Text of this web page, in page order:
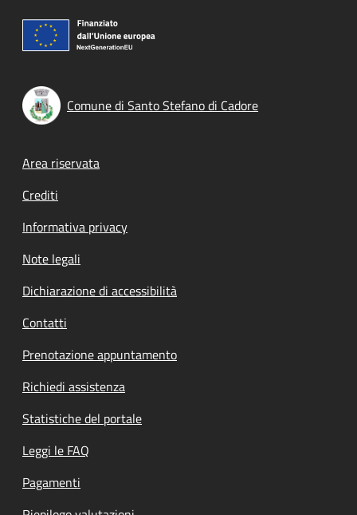
Comune di Santo Stefano di Cadore
Footer menu
Area riservata
Crediti
Informativa privacy
Note legali
Dichiarazione di accessibilità
Contatti
Prenotazione appuntamento
Richiedi assistenza
Statistiche del portale
Leggi le FAQ
Pagamenti